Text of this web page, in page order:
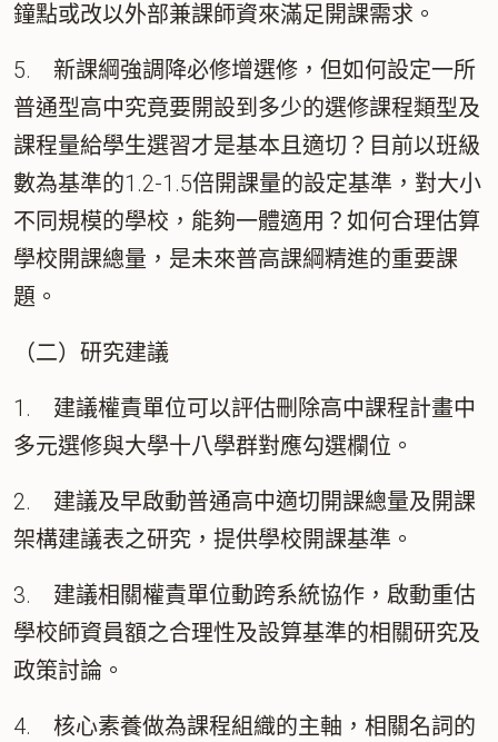
鐘點或改以外部兼課師資來滿足開課需求。
5. 新課綱強調降必修增選修，但如何設定一所
普通型高中究竟要開設到多少的選修課程類型及
課程量給學生選習才是基本且適切？目前以班級
數為基準的1.2-1.5倍開課量的設定基準，對大小
不同規模的學校，能夠一體適用？如何合理估算
學校開課總量，是未來普高課綱精進的重要課
題。
（二）研究建議
1. 建議權責單位可以評估刪除高中課程計畫中
多元選修與大學十八學群對應勾選欄位。
2. 建議及早啟動普通高中適切開課總量及開課
架構建議表之研究，提供學校開課基準。
3. 建議相關權責單位動跨系統協作，啟動重估
學校師資員額之合理性及設算基準的相關研究及
政策討論。
4. 核心素養做為課程組織的主軸，相關名詞的